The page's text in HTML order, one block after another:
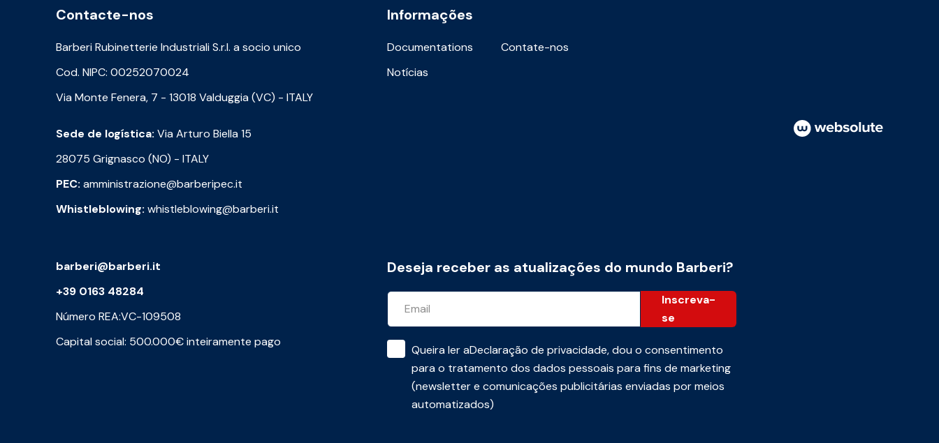
Contacte-nos
Barberi Rubinetterie Industriali S.r.l. a socio unico
Cod. NIPC: 00252070024
Via Monte Fenera, 7 - 13018 Valduggia (VC) - ITALY
Sede de logística: Via Arturo Biella 15
28075 Grignasco (NO) - ITALY
PEC: amministrazione@barberipec.it
Whistleblowing: whistleblowing@barberi.it
Informações
Documentations
Contate-nos
Notícias
barberi@barberi.it
+39 0163 48284
Número REA:VC-109508
Capital social: 500.000€ inteiramente pago
Deseja receber as atualizações do mundo Barberi?
Inscreva-
se
Queira ler aDeclaração de privacidade, dou o consentimento
para o tratamento dos dados pessoais para fins de marketing
(newsletter e comunicações publicitárias enviadas por meios
automatizados)